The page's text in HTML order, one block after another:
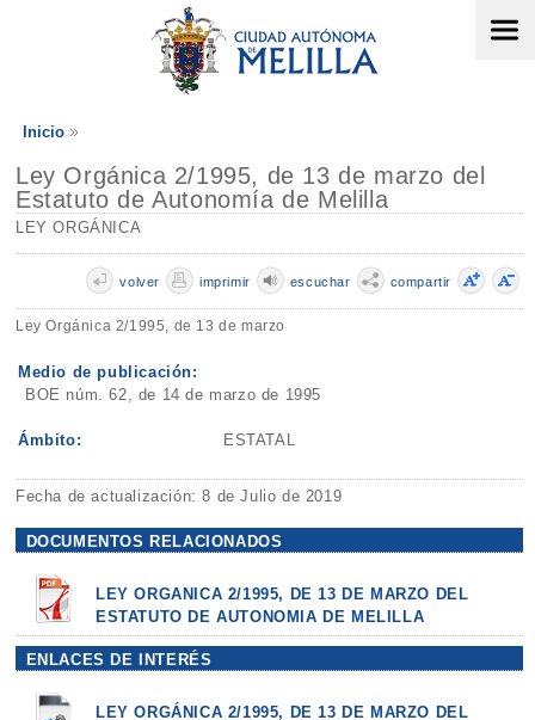
Inicio
Ley Orgánica 2/1995, de 13 de marzo del
Estatuto de Autonomía de Melilla
LEY ORGÁNICA
compartir
escuchar
imprimir
volver
Ley Orgánica 2/1995, de 13 de marzo
Medio de publicación:
BOE núm. 62, de 14 de marzo de 1995
Ámbito: ESTATAL
Fecha de actualización: 8 de Julio de 2019
DOCUMENTOS RELACIONADOS
LEY ORGANICA 2/1995, DE 13 DE MARZO DEL
ESTATUTO DE AUTONOMIA DE MELILLA
ENLACES DE INTERÉS
LEY ORGÁNICA 2/1995, DE 13 DE MARZO DEL